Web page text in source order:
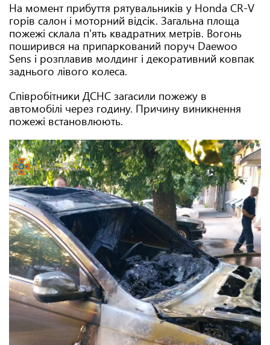
На момент прибуття рятувальників у Honda CR-V
горів салон і моторний відсік. Загальна площа
пожежі склала п'ять квадратних метрів. Вогонь
поширився на припаркований поруч Daewoo
Sens і розплавив молдинг і декоративний ковпак
заднього лівого колеса.
Співробітники ДСНС загасили пожежу в
автомобілі через годину. Причину виникнення
пожежі встановлюють.